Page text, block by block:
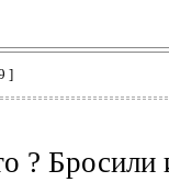
]
? Бросили